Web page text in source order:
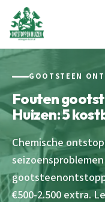
GOOTSTEEN
Fouten
Huizen: 5
Chemische
€500-2.500 extra.